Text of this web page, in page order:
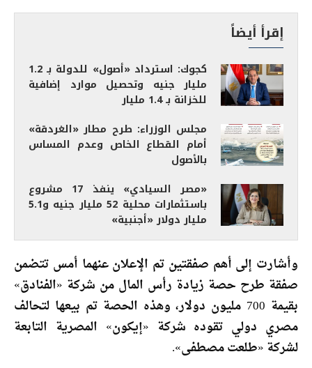
إقرأ أيضاً
كجوك: استرداد «أصول» للدولة بـ 1.2
مليار جنيه وتحصيل موارد إضافية
للخزانة بـ 1.4 مليار
مجلس الوزراء: طرح مطار «الغردقة»
أمام القطاع الخاص وعدم المساس
بالأصول
«مصر السيادي» ينفذ 17 مشروع
باستثمارات محلية 52 مليار جنيه و5.1
مليار دولار «أجنبية»
وأشارت إلى أهم صفقتين تم الإعلان عنهما أمس تتضمن
صفقة طرح حصة زيادة رأس المال من شركة «الفنادق»
بقيمة 700 مليون دولار، وهذه الحصة تم بيعها لتحالف
مصري دولي تقوده شركة «إيكون» المصرية التابعة
لشركة «طلعت مصطفى».